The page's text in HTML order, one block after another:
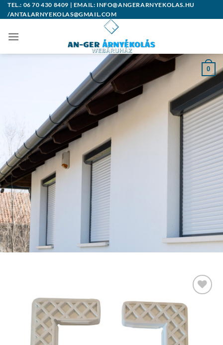
Skip
to
TEL.: 06 70 430 8409 | EMAIL: INFO@ANGERARNYEKOLAS.HU
/ANTALARNYEKOLAS@GMAIL.COM
0